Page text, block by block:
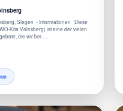
Siegen - Informationen Diese
Kita Volnsberg) ist eine der vielen
die wir bei …